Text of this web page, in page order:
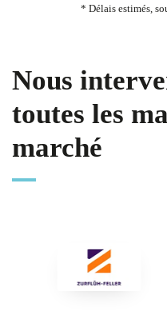
* Délais estimés,
Nous
toutes les
marché